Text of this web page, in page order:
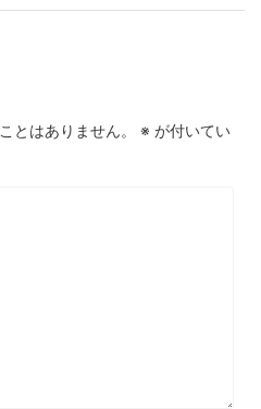
とはありません。 ※ が付いてい